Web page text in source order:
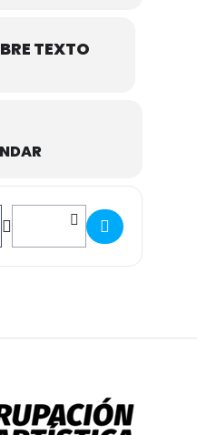
TEXTO
- Torneo Memorial Eduardo
Destination Address - Torneo